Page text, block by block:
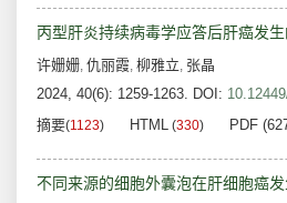
丙型肝炎持续病毒学应答后肝癌发
许姗姗, 仇丽霞, 柳雅立, 张晶
2024, 40(6): 1259-1263. DOI:
摘要(1123) HTML (330) PDF
不同来源的细胞外囊泡在肝细胞癌